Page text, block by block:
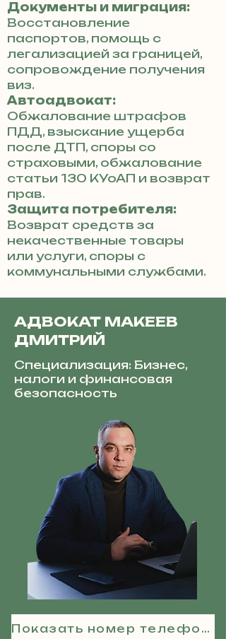
Документы и миграция:
Восстановление
паспортов, помощь с
легализацией за границей,
сопровождение получения
виз.
Автоадвокат:
Обжалование штрафов
ПДД, взыскание ущерба
после ДТП, споры со
страховыми, обжалование
статьи 130 КУоАП и возврат
прав.
Защита потребителя:
Возврат средств за
некачественные товары
или услуги, споры с
коммунальными службами.
АДВОКАТ МАКЕЕВ
ДМИТРИЙ
Специализация: Бизнес,
налоги и финансовая
безопасность
Показать номер телефона